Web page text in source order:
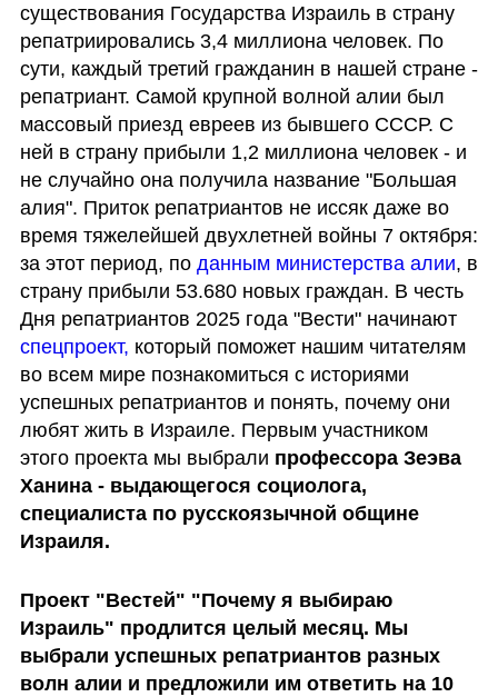
существования Государства Израиль в страну
репатриировались 3,4 миллиона человек. По
сути, каждый третий гражданин в нашей стране -
репатриант. Самой крупной волной алии был
массовый приезд евреев из бывшего СССР. С
ней в страну прибыли 1,2 миллиона человек - и
не случайно она получила название "Большая
алия". Приток репатриантов не иссяк даже во
время тяжелейшей двухлетней войны 7 октября:
за этот период, по данным министерства алии, в
страну прибыли 53.680 новых граждан. В честь
Дня репатриантов 2025 года "Вести" начинают
спецпроект, который поможет нашим читателям
во всем мире познакомиться с историями
успешных репатриантов и понять, почему они
любят жить в Израиле. Первым участником
этого проекта мы выбрали профессора Зеэва
Ханина - выдающегося социолога,
специалиста по русскоязычной общине
Израиля.
Проект "Вестей" "Почему я выбираю
Израиль" продлится целый месяц. Мы
выбрали успешных репатриантов разных
волн алии и предложили им ответить на 10